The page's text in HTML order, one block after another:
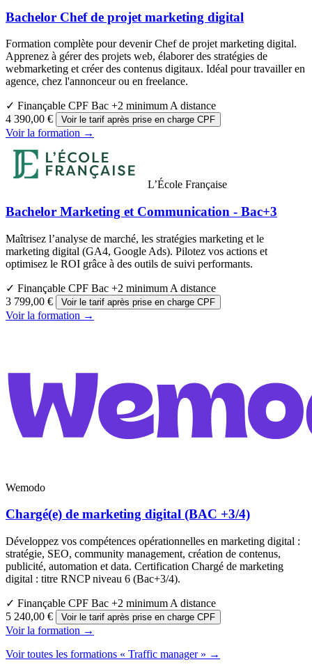
Bachelor Chef de projet marketing digital
Formation complète pour devenir Chef de projet marketing digital.
Apprenez à gérer des projets web, élaborer des stratégies de
webmarketing et créer des contenus digitaux. Idéal pour travailler en
agence, chez l'annonceur ou en freelance.
✓ Finançable CPF Bac +2 minimum A distance
4 390,00 €
Voir le tarif après prise en charge CPF
Voir la formation →
L’École Française
Bachelor Marketing et Communication - Bac+3
Maîtrisez l’analyse de marché, les stratégies marketing et le
marketing digital (GA4, Google Ads). Pilotez vos actions et
optimisez le ROI grâce à des outils de suivi performants.
✓ Finançable CPF Bac +2 minimum A distance
3 799,00 €
Voir le tarif après prise en charge CPF
Voir la formation →
Wemodo
Chargé(e) de marketing digital (BAC +3/4)
Développez vos compétences opérationnelles en marketing digital :
stratégie, SEO, community management, création de contenus,
publicité, automation et data. Certification Chargé de marketing
digital : titre RNCP niveau 6 (Bac+3/4).
✓ Finançable CPF Bac +2 minimum A distance
5 240,00 €
Voir le tarif après prise en charge CPF
Voir la formation →
Voir toutes les formations « Traffic manager » →